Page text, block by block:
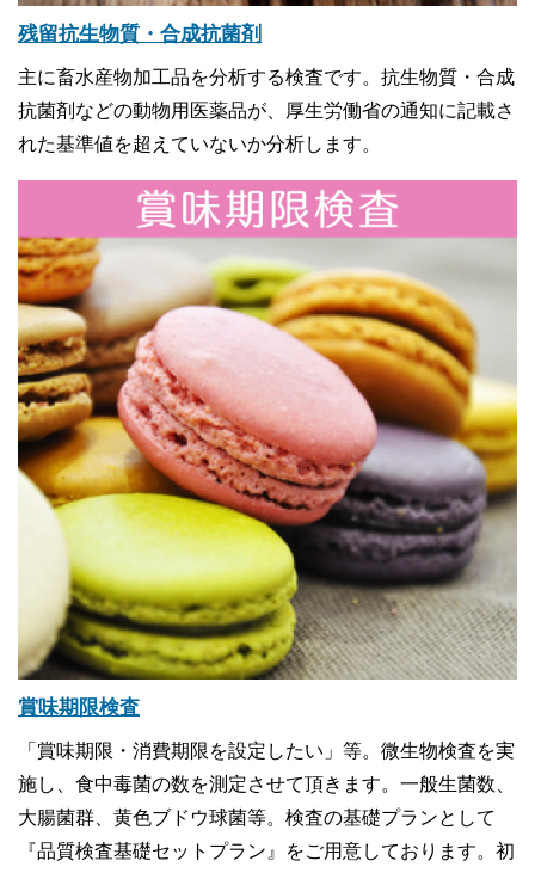
残留抗生物質・合成抗菌剤
主に畜水産物加工品を分析する検査です。抗生物質・合成
抗菌剤などの動物用医薬品が、厚生労働省の通知に記載さ
れた基準値を超えていないか分析します。
賞味期限検査
「賞味期限・消費期限を設定したい」等。微生物検査を実
施し、食中毒菌の数を測定させて頂きます。一般生菌数、
大腸菌群、黄色ブドウ球菌等。検査の基礎プランとして
『品質検査基礎セットプラン』をご用意しております。初